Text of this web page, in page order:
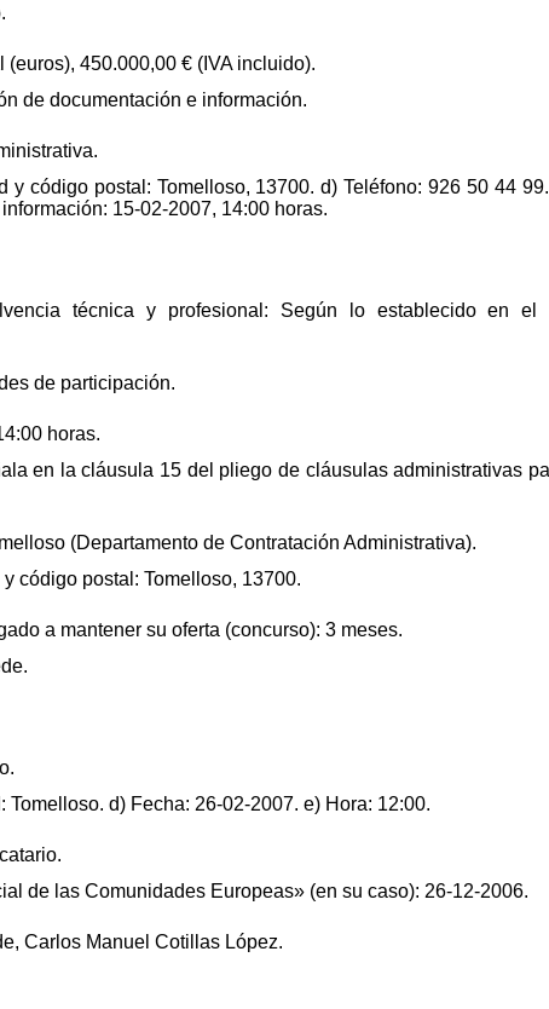
450.000,00 € (IVA incluido).
de documentación e información.
código postal: Tomelloso, 13700. d) Teléfono: 926 50 44
15-02-2007, 14:00 horas.
técnica y profesional: Según lo establecido en el
de participación.
horas.
en la cláusula 15 del pliego de cláusulas administrativas
(Departamento de Contratación Administrativa).
código postal: Tomelloso, 13700.
a mantener su oferta (concurso): 3 meses.
d) Fecha: 26-02-2007. e) Hora: 12:00.
de las Comunidades Europeas» (en su caso): 26-12-2006.
Carlos Manuel Cotillas López.